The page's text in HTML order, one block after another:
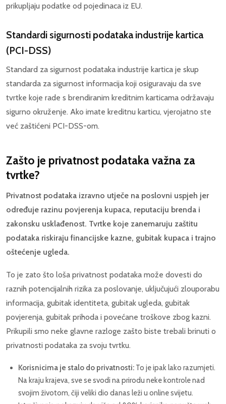
prikupljaju podatke od pojedinaca iz EU.
Standardi sigurnosti podataka industrije kartica
(PCI-DSS)
Standard za sigurnost podataka industrije kartica je skup
standarda za sigurnost informacija koji osiguravaju da sve
tvrtke koje rade s brendiranim kreditnim karticama održavaju
sigurno okruženje. Ako imate kreditnu karticu, vjerojatno ste
već zaštićeni PCI-DSS-om.
Zašto je privatnost podataka važna za
tvrtke?
Privatnost podataka izravno utječe na poslovni uspjeh jer
određuje razinu povjerenja kupaca, reputaciju brenda i
zakonsku usklađenost. Tvrtke koje zanemaruju zaštitu
podataka riskiraju financijske kazne, gubitak kupaca i trajno
oštećenje ugleda.
To je zato što loša privatnost podataka može dovesti do
raznih potencijalnih rizika za poslovanje, uključujući zlouporabu
informacija, gubitak identiteta, gubitak ugleda, gubitak
povjerenja, gubitak prihoda i povećane troškove zbog kazni.
Prikupili smo neke glavne razloge zašto biste trebali brinuti o
privatnosti podataka za svoju tvrtku.
Korisnicima je stalo do privatnosti: To je ipak lako razumjeti.
Na kraju krajeva, sve se svodi na prirodu neke kontrole nad
svojim životom, čiji veliki dio danas leži u online svijetu.